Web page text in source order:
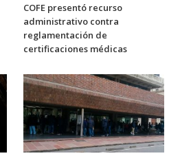
COFE presentó recurso
administrativo contra
reglamentación de
certificaciones médicas